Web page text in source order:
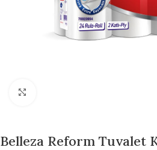
Belleza Reform Tuvalet